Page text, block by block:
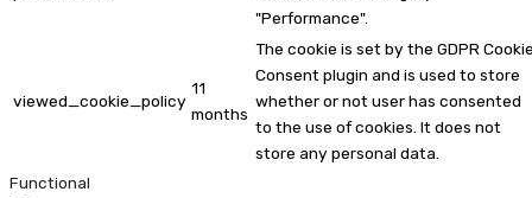
"Performance".
viewed_cookie_policy
11
months
The cookie is set by the GDPR
Consent plugin and is used to store
whether or not user has consented
to the use of cookies. It does not
store any personal data.
Functional